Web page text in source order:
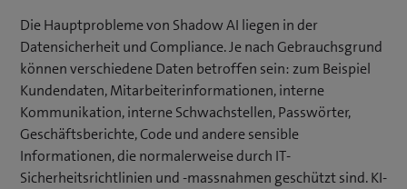
Die Hauptprobleme von Shadow AI liegen in der
Datensicherheit und Compliance. Je nach Gebrauchsgrund
können verschiedene Daten betroffen sein: zum Beispiel
Kundendaten, Mitarbeiterinformationen, interne
Kommunikation, interne Schwachstellen, Passwörter,
Geschäftsberichte, Code und andere sensible
Informationen, die normalerweise durch IT-
Sicherheitsrichtlinien und -massnahmen geschützt sind. KI-